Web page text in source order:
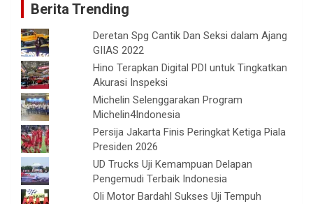
Berita Trending
Deretan Spg Cantik Dan Seksi dalam Ajang
GIIAS 2022
Hino Terapkan Digital PDI untuk Tingkatkan
Akurasi Inspeksi
Michelin Selenggarakan Program
Michelin4Indonesia
Persija Jakarta Finis Peringkat Ketiga Piala
Presiden 2026
UD Trucks Uji Kemampuan Delapan
Pengemudi Terbaik Indonesia
Oli Motor Bardahl Sukses Uji Tempuh